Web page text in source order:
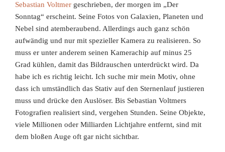
Sebastian Voltmer geschrieben, der morgen im „Der
Sonntag“ erscheint. Seine Fotos von Galaxien, Planeten und
Nebel sind atemberaubend. Allerdings auch ganz schön
aufwändig und nur mit spezieller Kamera zu realisieren. So
muss er unter anderem seinen Kamerachip auf minus 25
Grad kühlen, damit das Bildrauschen unterdrückt wird. Da
habe ich es richtig leicht. Ich suche mir mein Motiv, ohne
dass ich umständlich das Stativ auf den Sternenlauf justieren
muss und drücke den Auslöser. Bis Sebastian Voltmers
Fotografien realisiert sind, vergehen Stunden. Seine Objekte,
viele Millionen oder Milliarden Lichtjahre entfernt, sind mit
dem bloßen Auge oft gar nicht sichtbar.